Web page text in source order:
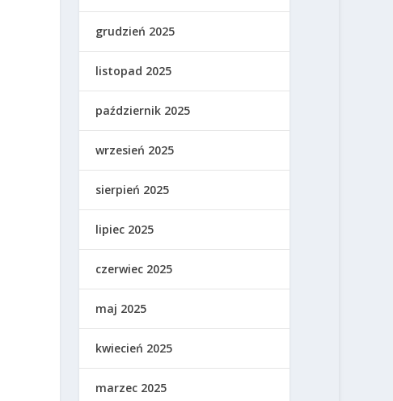
grudzień 2025
listopad 2025
październik 2025
wrzesień 2025
sierpień 2025
lipiec 2025
czerwiec 2025
maj 2025
kwiecień 2025
marzec 2025